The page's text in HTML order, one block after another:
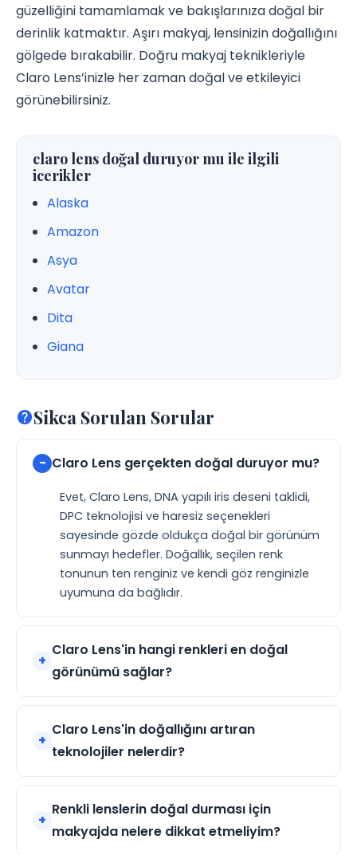
güzelliğini tamamlamak ve bakışlarınıza doğal bir
derinlik katmaktır. Aşırı makyaj, lensinizin doğallığını
gölgede bırakabilir. Doğru makyaj teknikleriyle
Claro Lens’inizle her zaman doğal ve etkileyici
görünebilirsiniz.
claro lens doğal duruyor mu ile ilgili
icerikler
Alaska
Amazon
Asya
Avatar
Dita
Giana
Sikca Sorulan Sorular
Claro Lens gerçekten doğal duruyor mu?
Evet, Claro Lens, DNA yapılı iris deseni taklidi,
DPC teknolojisi ve haresiz seçenekleri
sayesinde gözde oldukça doğal bir görünüm
sunmayı hedefler. Doğallık, seçilen renk
tonunun ten renginiz ve kendi göz renginizle
uyumuna da bağlıdır.
Claro Lens'in hangi renkleri en doğal
görünümü sağlar?
Claro Lens'in doğallığını artıran
teknolojiler nelerdir?
Renkli lenslerin doğal durması için
makyajda nelere dikkat etmeliyim?